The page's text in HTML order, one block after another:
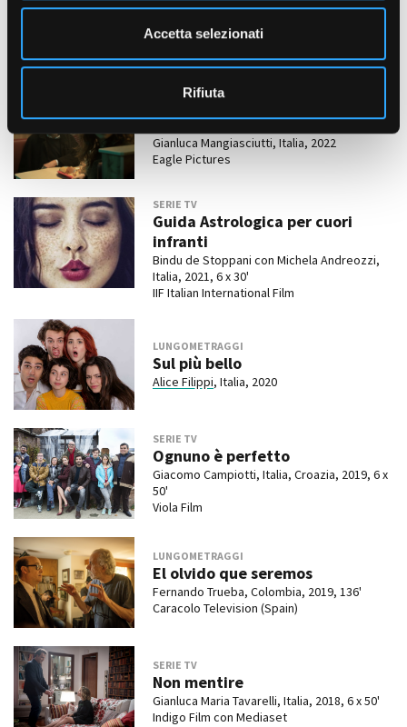
Accetta selezionati
Rifiuta
Paradiso
Barbara Albert e David Dietl, Germania,
Italia, 2022, 8 x 100'
Flare Entertainment per Sky Studios
L’ uomo sulla strada
Gianluca Mangiasciutti, Italia, 2022
Eagle Pictures
SERIE TV
Guida Astrologica per cuori
infranti
Bindu de Stoppani con Michela Andreozzi,
Italia, 2021, 6 x 30'
IIF Italian International Film
LUNGOMETRAGGI
Sul più bello
Alice Filippi, Italia, 2020
SERIE TV
Ognuno è perfetto
Giacomo Campiotti, Italia, Croazia, 2019, 6 x
50'
Viola Film
LUNGOMETRAGGI
El olvido que seremos
Fernando Trueba, Colombia, 2019, 136'
Caracolo Television (Spain)
SERIE TV
Non mentire
Gianluca Maria Tavarelli, Italia, 2018, 6 x 50'
Indigo Film con Mediaset